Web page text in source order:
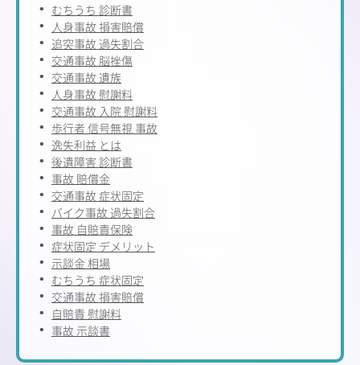
むちうち 診断書
人身事故 損害賠償
追突事故 過失割合
交通事故 脳挫傷
交通事故 遺族
人身事故 慰謝料
交通事故 入院 慰謝料
歩行者 信号無視 事故
逸失利益 とは
後遺障害 診断書
事故 賠償金
交通事故 症状固定
バイク事故 過失割合
事故 自賠責保険
症状固定 デメリット
示談金 相場
むちうち 症状固定
交通事故 損害賠償
自賠責 慰謝料
事故 示談書